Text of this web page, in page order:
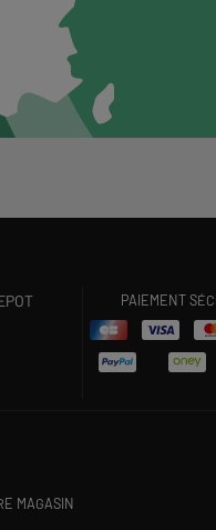
PAIEMENT
MAGASIN